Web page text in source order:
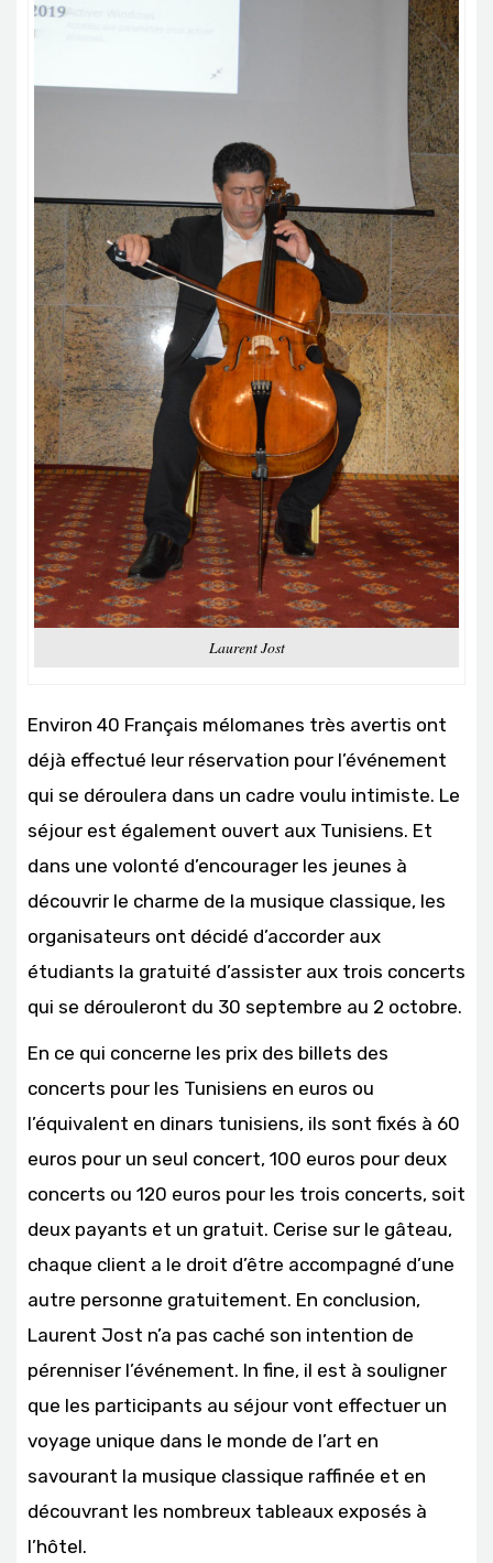
Laurent Jost
Environ 40 Français mélomanes très avertis ont
déjà effectué leur réservation pour l’événement
qui se déroulera dans un cadre voulu intimiste. Le
séjour est également ouvert aux Tunisiens. Et
dans une volonté d’encourager les jeunes à
découvrir le charme de la musique classique, les
organisateurs ont décidé d’accorder aux
étudiants la gratuité d’assister aux trois concerts
qui se dérouleront du 30 septembre au 2 octobre.
En ce qui concerne les prix des billets des
concerts pour les Tunisiens en euros ou
l’équivalent en dinars tunisiens, ils sont fixés à 60
euros pour un seul concert, 100 euros pour deux
concerts ou 120 euros pour les trois concerts, soit
deux payants et un gratuit. Cerise sur le gâteau,
chaque client a le droit d’être accompagné d’une
autre personne gratuitement. En conclusion,
Laurent Jost n’a pas caché son intention de
pérenniser l’événement. In fine, il est à souligner
que les participants au séjour vont effectuer un
voyage unique dans le monde de l’art en
savourant la musique classique raffinée et en
découvrant les nombreux tableaux exposés à
l’hôtel.